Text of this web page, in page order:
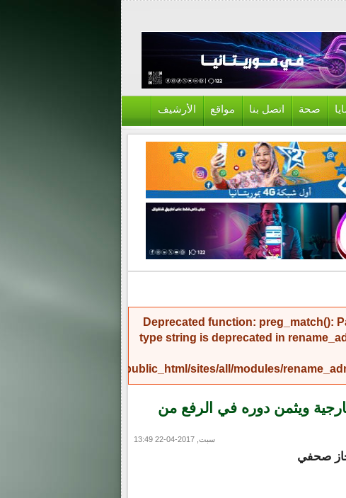
صحة اتصل بنا مواقع الأرشيف
Deprecated function: preg_match():
type string is deprecated in
/home/amicinf1/public_html/sites/all/modules/
ويثمن دوره في الرفع من
سبت, 2017-04-22 13:49
صحفي